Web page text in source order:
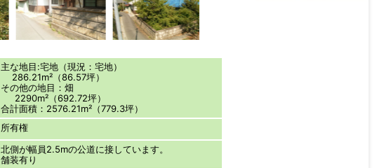
主な地目:宅地（現況：宅地）
286.21m²（86.57坪）
その他の地目：畑
2290m²（692.72坪）
合計面積：2576.21m²（779.3坪）
所有権
北側が幅員2.5mの公道に接しています。
舗装有り